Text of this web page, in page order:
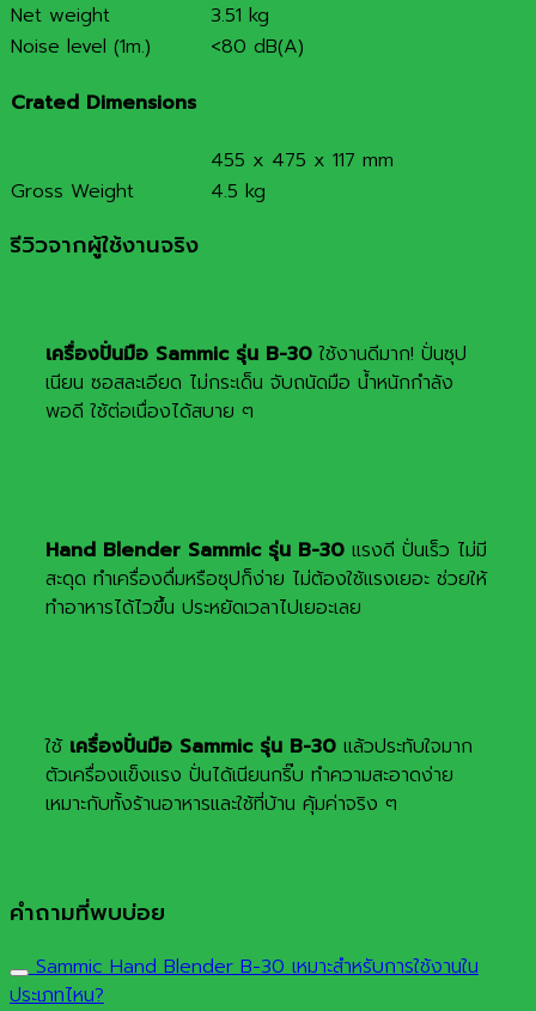
Net weight
3.51 kg
Noise level (1m.)
<80 dB(A)
Crated Dimensions
455 x 475 x 117 mm
Gross Weight
4.5 kg
รีวิวจากผู้ใช้งานจริง
เครื่องปั่นมือ Sammic รุ่น B-30 ใช้งานดีมาก! ปั่นซุป
เนียน ซอสละเอียด ไม่กระเด็น จับถนัดมือ น้ำหนักกำลัง
พอดี ใช้ต่อเนื่องได้สบาย ๆ
Hand Blender Sammic รุ่น B-30 แรงดี ปั่นเร็ว ไม่มี
สะดุด ทำเครื่องดื่มหรือซุปก็ง่าย ไม่ต้องใช้แรงเยอะ ช่วยให้
ทำอาหารได้ไวขึ้น ประหยัดเวลาไปเยอะเลย
ใช้ เครื่องปั่นมือ Sammic รุ่น B-30 แล้วประทับใจมาก
ตัวเครื่องแข็งแรง ปั่นได้เนียนกริ๊บ ทำความสะอาดง่าย
เหมาะกับทั้งร้านอาหารและใช้ที่บ้าน คุ้มค่าจริง ๆ
คำถามที่พบบ่อย
Sammic Hand Blender B-30 เหมาะสำหรับการใช้งานใน
ประเภทไหน?